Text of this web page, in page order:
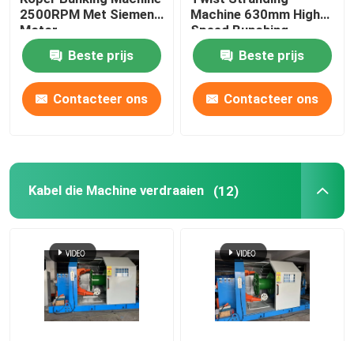
2500RPM Met Siemens
Motor
Beste prijs
Contacteer ons
Machine 630mm High
Speed Bunching
Machine
Beste prijs
Contacteer ons
Kabel die Machine verdraaien (12)